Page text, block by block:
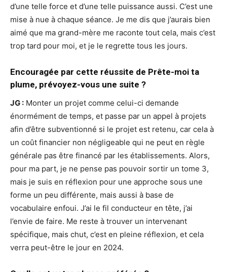
d’une telle force et d’une telle puissance aussi. C’est une
mise à nue à chaque séance. Je me dis que j’aurais bien
aimé que ma grand-mère me raconte tout cela, mais c’est
trop tard pour moi, et je le regrette tous les jours.
Encouragée par cette réussite de Prête-moi ta
plume, prévoyez-vous une suite ?
JG : Monter un projet comme celui-ci demande
énormément de temps, et passe par un appel à projets
afin d’être subventionné si le projet est retenu, car cela à
un coût financier non négligeable qui ne peut en règle
générale pas être financé par les établissements. Alors,
pour ma part, je ne pense pas pouvoir sortir un tome 3,
mais je suis en réflexion pour une approche sous une
forme un peu différente, mais aussi à base de
vocabulaire enfoui. J’ai le fil conducteur en tête, j’ai
l’envie de faire. Me reste à trouver un intervenant
spécifique, mais chut, c’est en pleine réflexion, et cela
verra peut-être le jour en 2024.